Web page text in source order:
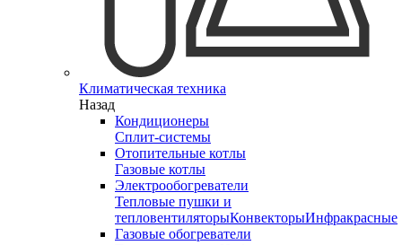
Климатическая техника
Назад
Кондиционеры
Сплит-системы
Отопительные котлы
Газовые котлы
Электрообогреватели
Тепловые пушки и
тепловентиляторыКонвекторыИнфракрасные
Газовые обогреватели